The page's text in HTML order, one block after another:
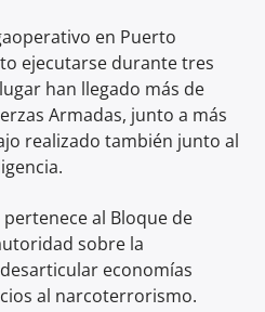
en Puerto
ejecutarse durante tres
han llegado más de
Armadas, junto a más
realizado también junto al
al Bloque de
sobre la
economías
al narcoterrorismo.